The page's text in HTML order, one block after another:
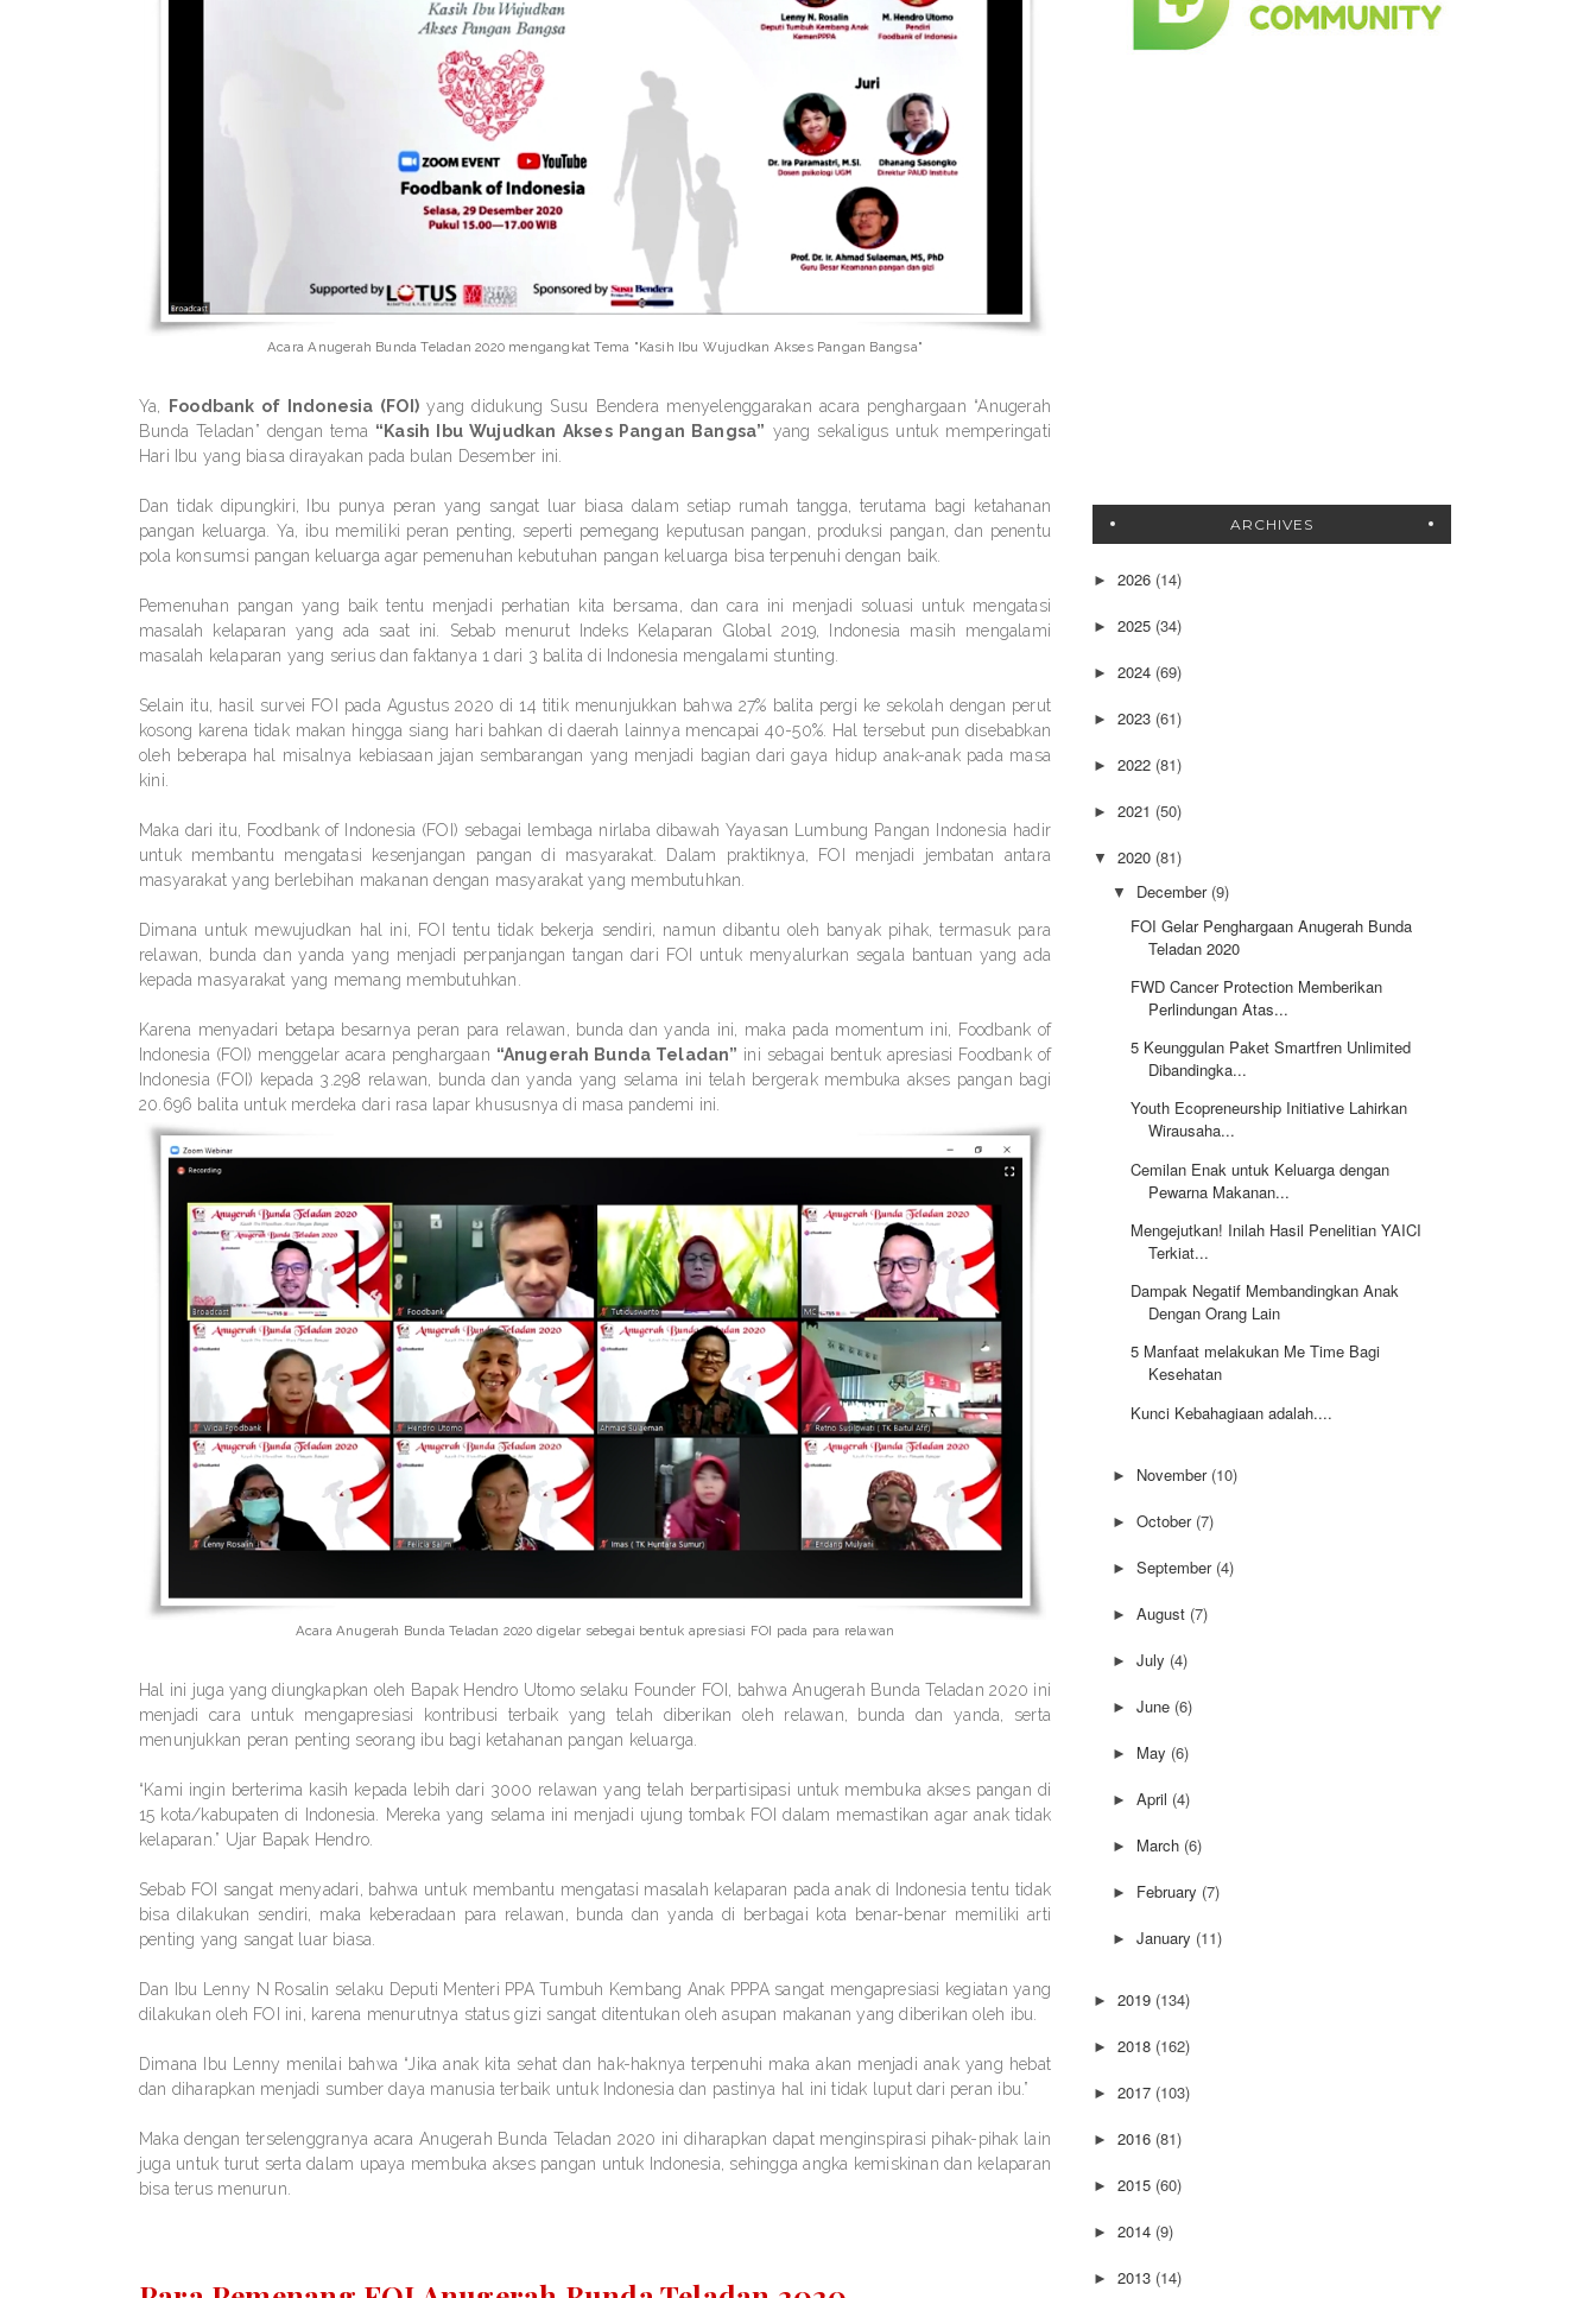
Acara Anugerah Bunda Teladan 2020 mengangkat Tema "Kasih Ibu Wujudkan Akses Pangan Bangsa"
Ya, Foodbank of Indonesia (FOI)yang didukung Susu Bendera menyelenggarakan acara penghargaan “Anugerah
Bunda Teladan” dengan tema “Kasih Ibu Wujudkan Akses Pangan Bangsa” yang sekaligus untuk memperingati
Hari Ibu yang biasa dirayakan pada bulan Desember ini.
Dan tidak dipungkiri, Ibu punya peran yang sangat luar biasa dalam setiap rumah tangga, terutama bagi ketahanan
pangan keluarga. Ya, ibu memiliki peran penting, seperti pemegang keputusan pangan, produksi pangan, dan penentu
pola konsumsi pangan keluarga agar pemenuhan kebutuhan pangan keluarga bisa terpenuhi dengan baik.
Pemenuhan pangan yang baik tentu menjadi perhatian kita bersama, dan cara ini menjadi soluasi untuk mengatasi
masalah kelaparan yang ada saat ini. Sebab menurut Indeks Kelaparan Global 2019, Indonesia masih mengalami
masalah kelaparan yang serius dan faktanya 1 dari 3 balita di Indonesia mengalami stunting.
Selain itu, hasil survei FOI pada Agustus 2020 di 14 titik menunjukkan bahwa 27% balita pergi ke sekolah dengan perut
kosong karena tidak makan hingga siang hari bahkan di daerah lainnya mencapai 40-50%. Hal tersebut pun disebabkan
oleh beberapa hal misalnya kebiasaan jajan sembarangan yang menjadi bagian dari gaya hidup anak-anak pada masa
kini.
Maka dari itu, Foodbank of Indonesia (FOI) sebagai lembaga nirlaba dibawah Yayasan Lumbung Pangan Indonesia hadir
untuk membantu mengatasi kesenjangan pangan di masyarakat. Dalam praktiknya, FOI menjadi jembatan antara
masyarakat yang berlebihan makanan dengan masyarakat yang membutuhkan.
Dimana untuk mewujudkan hal ini, FOI tentu tidak bekerja sendiri, namun dibantu oleh banyak pihak, termasuk para
relawan, bunda dan yanda yang menjadi perpanjangan tangan dari FOI untuk menyalurkan segala bantuan yang ada
kepada masyarakat yang memang membutuhkan.
Karena menyadari betapa besarnya peran para relawan, bunda dan yanda ini, maka pada momentum ini, Foodbank of
Indonesia (FOI) menggelar acara penghargaan “Anugerah Bunda Teladan” ini sebagai bentuk apresiasi Foodbank of
Indonesia (FOI) kepada 3.298 relawan, bunda dan yanda yang selama ini telah bergerak membuka akses pangan bagi
20.696 balita untuk merdeka dari rasa lapar khususnya di masa pandemi ini.
Acara Anugerah Bunda Teladan 2020 digelar sebegai bentuk apresiasi FOI pada para relawan
Hal ini juga yang diungkapkan oleh Bapak Hendro Utomo selaku Founder FOI, bahwa Anugerah Bunda Teladan 2020 ini
menjadi cara untuk mengapresiasi kontribusi terbaik yang telah diberikan oleh relawan, bunda dan yanda, serta
menunjukkan peran penting seorang ibu bagi ketahanan pangan keluarga.
“Kami ingin berterima kasih kepada lebih dari 3000 relawan yang telah berpartisipasi untuk membuka akses pangan di
15 kota/kabupaten di Indonesia. Mereka yang selama ini menjadi ujung tombak FOI dalam memastikan agar anak tidak
kelaparan.” Ujar Bapak Hendro.
Sebab FOI sangat menyadari, bahwa untuk membantu mengatasi masalah kelaparan pada anak di Indonesia tentu tidak
bisa dilakukan sendiri, maka keberadaan para relawan, bunda dan yanda di berbagai kota benar-benar memiliki arti
penting yang sangat luar biasa.
Dan Ibu Lenny N Rosalin selaku Deputi Menteri PPA Tumbuh Kembang Anak PPPA sangat mengapresiasi kegiatan yang
dilakukan oleh FOI ini, karena menurutnya status gizi sangat ditentukan oleh asupan makanan yang diberikan oleh ibu.
Dimana Ibu Lenny menilai bahwa “Jika anak kita sehat dan hak-haknya terpenuhi maka akan menjadi anak yang hebat
dan diharapkan menjadi sumber daya manusia terbaik untuk Indonesia dan pastinya hal ini tidak luput dari peran ibu.”
Maka dengan terselenggranya acara Anugerah Bunda Teladan 2020 ini diharapkan dapat menginspirasi pihak-pihak lain
juga untuk turut serta dalam upaya membuka akses pangan untuk Indonesia, sehingga angka kemiskinan dan kelaparan
bisa terus menurun.
ARCHIVES
► 2026 (14)
► 2025 (34)
► 2024 (69)
► 2023 (61)
► 2022 (81)
► 2021 (50)
▼ 2020 (81)
▼ December (9)
FOI Gelar Penghargaan Anugerah Bunda
Teladan 2020
FWD Cancer Protection Memberikan
Perlindungan Atas...
5 Keunggulan Paket Smartfren Unlimited
Dibandingka...
Youth Ecopreneurship Initiative Lahirkan
Wirausaha...
Cemilan Enak untuk Keluarga dengan
Pewarna Makanan...
Mengejutkan! Inilah Hasil Penelitian YAICI
Terkiat...
Dampak Negatif Membandingkan Anak
Dengan Orang Lain
5 Manfaat melakukan Me Time Bagi
Kesehatan
Kunci Kebahagiaan adalah....
► November (10)
► October (7)
► September (4)
► August (7)
► July (4)
► June (6)
► May (6)
► April (4)
► March (6)
► February (7)
► January (11)
► 2019 (134)
► 2018 (162)
► 2017 (103)
► 2016 (81)
► 2015 (60)
► 2014 (9)
► 2013 (14)